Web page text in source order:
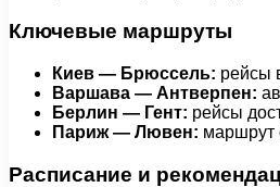
Ключевые маршруты
Киев — Брюссель: рейсы
Варшава — Антверпен:
Берлин — Гент: рейсы
Париж — Лювен: маршрут
Расписание и